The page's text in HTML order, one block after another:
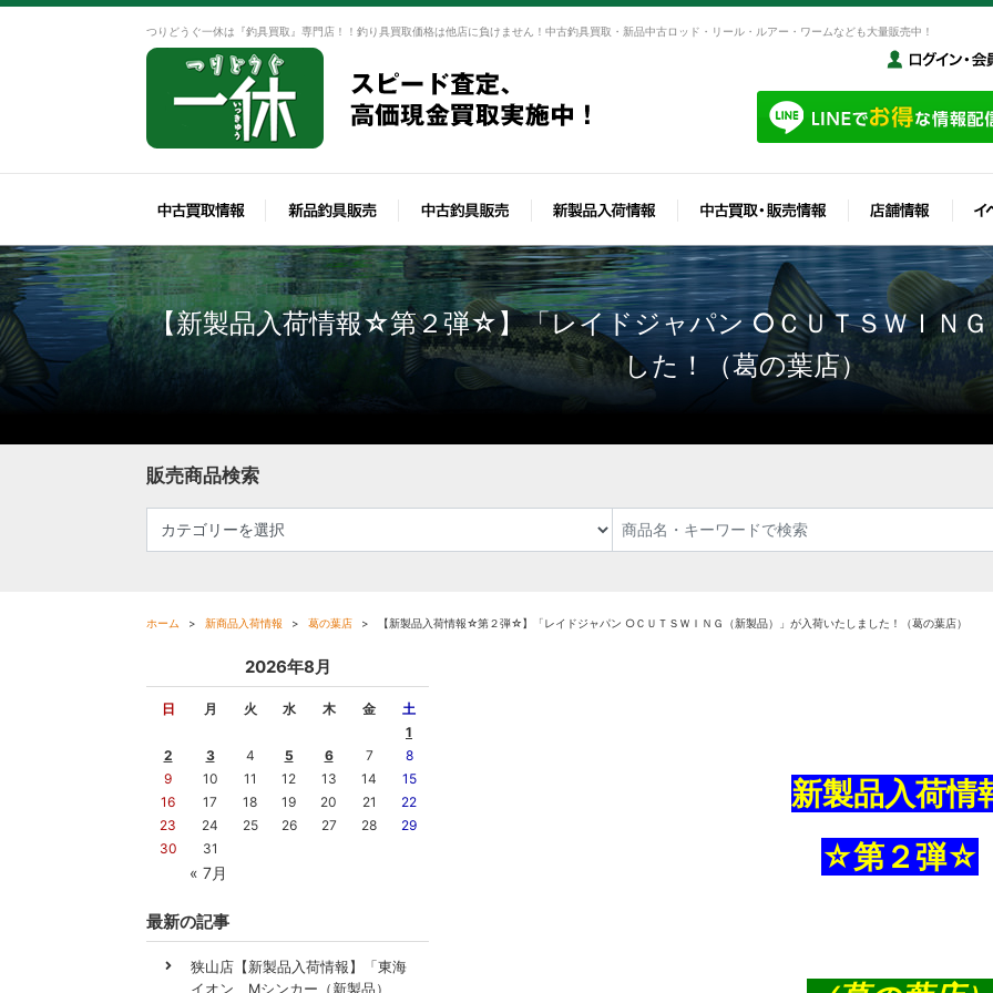
つりどうぐ一休は『釣具買取』専門店！！釣り具買取価格は他店に負けません！中古釣具買取・新品中古ロッド・リール・ルアー・ワームなども大量販売中！
【新製品入荷情報☆第２弾☆】「レイドジャパン ○ＣＵＴＳＷＩＮ
した！（葛の葉店）
販売商品検索
ホーム 新商品入荷情報 葛の葉店 【新製品入荷情報☆第２弾☆】「レイドジャパン ○ＣＵＴＳＷＩＮＧ（新製品）」が入荷いたしました！（葛の葉店）
新製品入荷情
☆第２弾☆
2026年8月
日 月 火 水 木 金 土
« 7月
1
2
3 4 5 6 7
8
9
10 11 12 13 14
15
16
17 18 19 20 21
22
23
24 25 26 27 28
29
30
31
最新の記事
狭山店【新製品入荷情報】「東海
イオン Mシンカー（新製品）